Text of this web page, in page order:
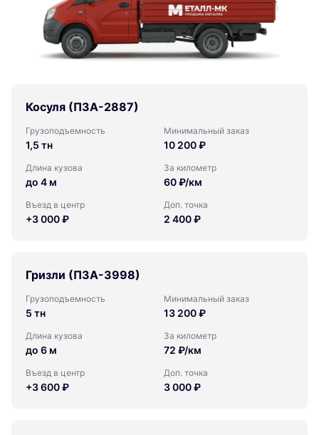
Косуля (ПЗА-2887)
Грузоподъемность
1,5 тн
Минимальный заказ
10 200 ₽
Длина кузова
до 4 м
За километр
60 ₽/км
Въезд в центр
+3 000 ₽
Доп. точка
2 400 ₽
Гризли (ПЗА-3998)
Грузоподъемность
5 тн
Минимальный заказ
13 200 ₽
Длина кузова
до 6 м
За километр
72 ₽/км
Въезд в центр
+3 600 ₽
Доп. точка
3 000 ₽